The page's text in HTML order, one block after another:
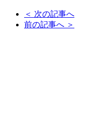
＜ 次の記事へ
前の記事へ ＞